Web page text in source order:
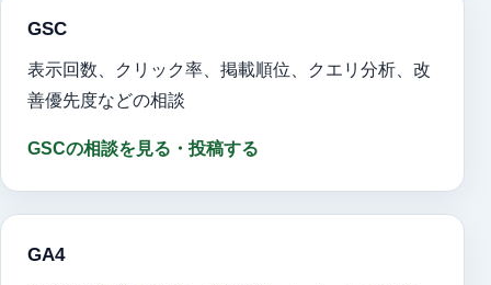
GSC
表示回数、クリック率、掲載順位、クエリ分析、改
善優先度などの相談
GSCの相談を見る・投稿する
GA4